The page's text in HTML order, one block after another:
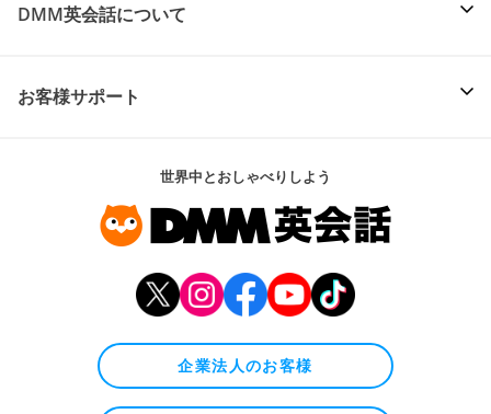
DMM英会話について
お客様サポート
世界中とおしゃべりしよう
企業法人のお客様